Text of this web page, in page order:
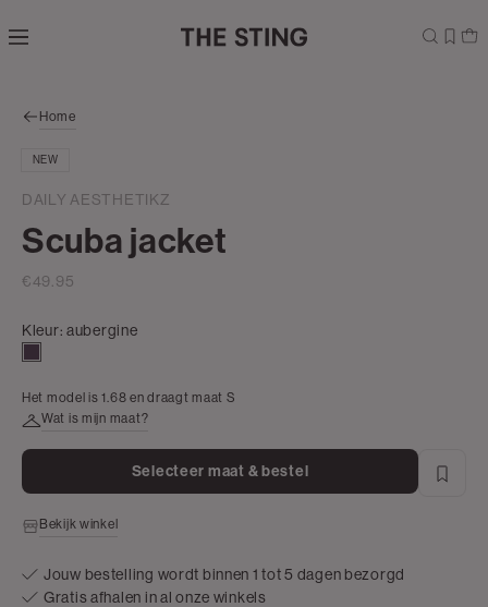
direct naar
zoekbalk
naar de
Home
NEW
DAILY AESTHETIKZ
Scuba jacket
€49.95
Kleur:aubergine
Het model is 1.68 en draagt maat S
Wat is mijn maat?
Selecteer maat & bestel
Bekijk winkel
Jouw bestelling wordt binnen 1 tot 5 dagen bezorgd
Gratis afhalen in al onze winkels